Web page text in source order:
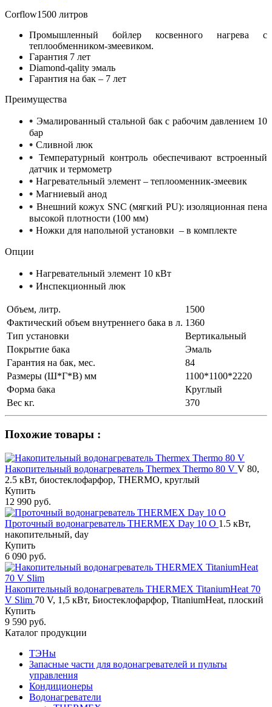
Corflow1500 литров
Промышленный бойлер косвенного нагрева с
теплообменником-змеевиком.
Гарантия 7 лет
Diamond-qality эмаль
Гарантия на бак – 7 лет
Преимущества
• Эмалированный стальной бак с рабочим давлением 10
бар
• Сливной люк
• Температурный контроль обеспечивают встроенный
датчик и термометр
• Нагревательный элемент – теплооменник-змеевик
• Магниевый анод
• Внешний кожух SNC (мягкий PU): изоляционная пена
высокой плотности (100 мм)
• Ножки для напольной установки – в комплекте
Опции
• Нагревательный элемент 10 кВт
• Инспекционный люк
Объем, литр.
1500
Фактический объем внутреннего бака в л. 1360
Тип установки
Вертикальный
Покрытие бака
Эмаль
Гарантия на бак, мес.
84
Размеры (Ш*Г*В) мм
1100*1100*2220
Форма бака
Круглый
Вес кг.
370
Похожие товары :
Накопительный водонагреватель Thermex Thermo 80 V V 80,
2.5 кВт, биостеклофарфор, THERMO, круглый
Купить
12 990 руб.
Проточный водонагреватель THERMEX Day 10 O 1.5 кВт,
накопительный, day
Купить
6 090 руб.
Накопительный водонагреватель THERMEX TitaniumHeat 70
V Slim 70 V, 1,5 кВт, Биостеклофарфор, TitaniumHeat, плоский
Купить
9 590 руб.
Каталог продукции
ТЭНы
Запасные части для водонагревателей и пульты
управления
Кондиционеры
Водонагреватели